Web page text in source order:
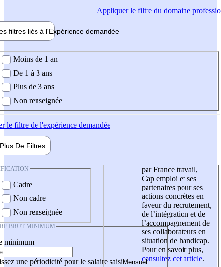
Appliquerle filtre du domaine
filtres liés à l'Expérience demandée
demandée
Moins de 1 an
De 1 à 3 ans
Plus de 3 ans
Non renseignée
le filtre de l'expérience demandée
Plus De Filtres
Cadre
Non cadre
Non renseignée
BRUT MINIMUM
minimum
une périodicité pour le salaire saisi
par France travail,
Cap emploi et ses
partenaires pour ses
actions concrètes en
faveur du recrutement,
de l’intégration et de
l’accompagnement de
ses collaborateurs en
situation de handicap.
Pour en savoir plus,
consultez cet article.